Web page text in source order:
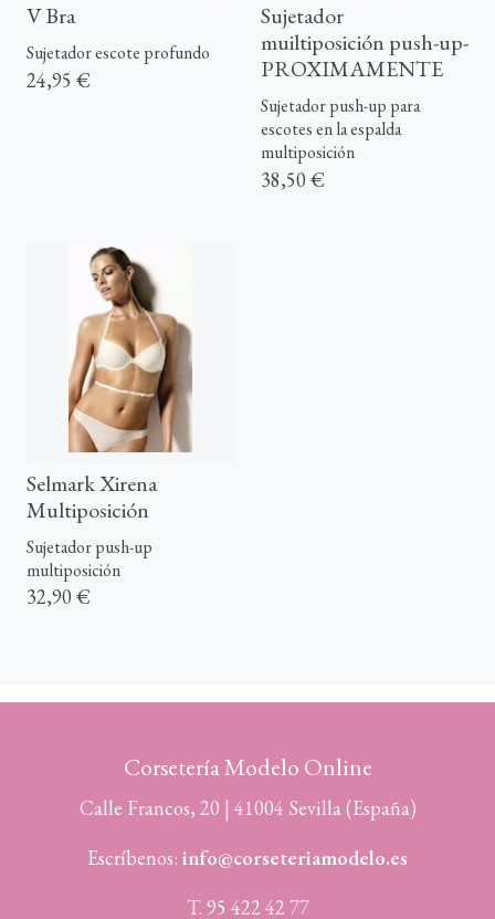
V Bra
Sujetador escote profundo
24,95 €
Sujetador
muiltiposición push-up-
PROXIMAMENTE
Sujetador push-up para
escotes en la espalda
multiposición
38,50 €
Selmark Xirena
Multiposición
Sujetador push-up
multiposición
32,90 €
Corsetería Modelo Online
Calle Francos, 20 | 41004 Sevilla (España)
Escríbenos: info@corseteriamodelo.es
T. 95 422 42 77